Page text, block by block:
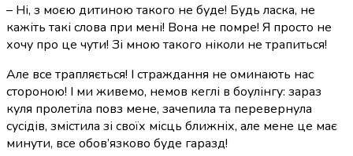
– Ні, з моєю дитиною такого не буде! Будь ласка, не
кажіть такі слова при мені! Вона не помре! Я просто не
хочу про це чути! Зі мною такого ніколи не трапиться!
Але все трапляється! І страждання не оминають нас
стороною! І ми живемо, немов кеглі в боулінгу: зараз
куля пролетіла повз мене, зачепила та перевернула
сусідів, змістила зі своїх місць ближніх, але мене це має
минути, все обов’язково буде гаразд!